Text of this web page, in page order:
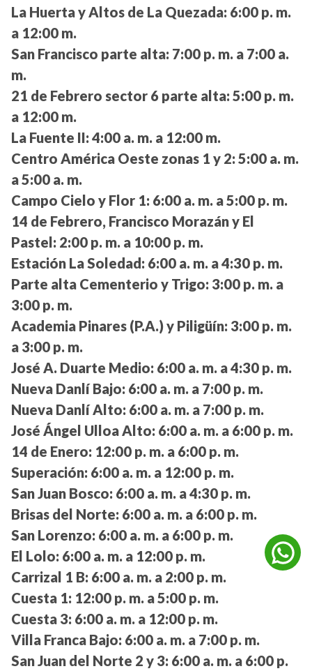
La Huerta y Altos de La Quezada: 6:00 p. m.
a 12:00 m.
San Francisco parte alta: 7:00 p. m. a 7:00 a.
m.
21 de Febrero sector 6 parte alta: 5:00 p. m.
a 12:00 m.
La Fuente II: 4:00 a. m. a 12:00 m.
Centro América Oeste zonas 1 y 2: 5:00 a. m.
a 5:00 a. m.
Campo Cielo y Flor 1: 6:00 a. m. a 5:00 p. m.
14 de Febrero, Francisco Morazán y El
Pastel: 2:00 p. m. a 10:00 p. m.
Estación La Soledad: 6:00 a. m. a 4:30 p. m.
Parte alta Cementerio y Trigo: 3:00 p. m. a
3:00 p. m.
Academia Pinares (P.A.) y Piligüín: 3:00 p. m.
a 3:00 p. m.
José A. Duarte Medio: 6:00 a. m. a 4:30 p. m.
Nueva Danlí Bajo: 6:00 a. m. a 7:00 p. m.
Nueva Danlí Alto: 6:00 a. m. a 7:00 p. m.
José Ángel Ulloa Alto: 6:00 a. m. a 6:00 p. m.
14 de Enero: 12:00 p. m. a 6:00 p. m.
Superación: 6:00 a. m. a 12:00 p. m.
San Juan Bosco: 6:00 a. m. a 4:30 p. m.
Brisas del Norte: 6:00 a. m. a 6:00 p. m.
San Lorenzo: 6:00 a. m. a 6:00 p. m.
El Lolo: 6:00 a. m. a 12:00 p. m.
Carrizal 1 B: 6:00 a. m. a 2:00 p. m.
Cuesta 1: 12:00 p. m. a 5:00 p. m.
Cuesta 3: 6:00 a. m. a 12:00 p. m.
Villa Franca Bajo: 6:00 a. m. a 7:00 p. m.
San Juan del Norte 2 y 3: 6:00 a. m. a 6:00 p.